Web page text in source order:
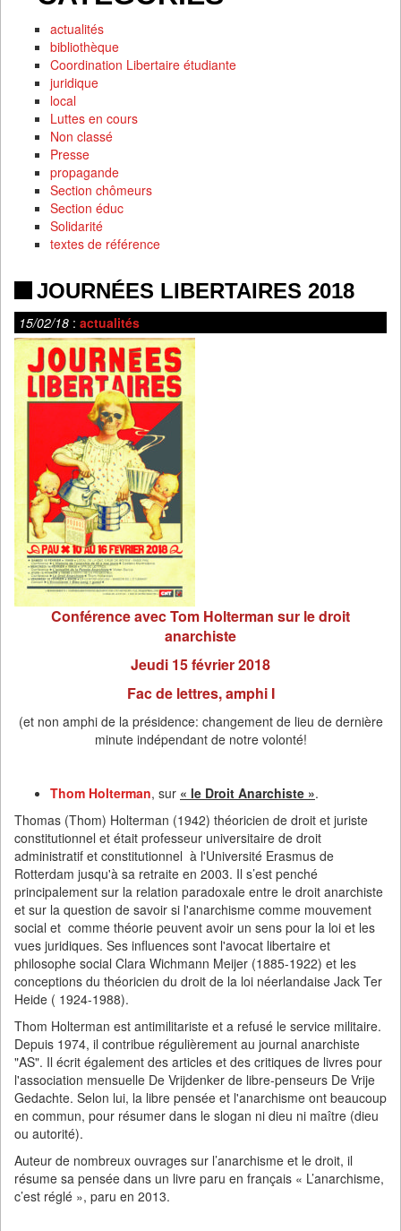
actualités
bibliothèque
Coordination Libertaire étudiante
juridique
local
Luttes en cours
Non classé
Presse
propagande
Section chômeurs
Section éduc
Solidarité
textes de référence
JOURNÉES LIBERTAIRES 2018
15/02/18 : actualités
Conférence avec Tom Holterman sur le droit
anarchiste
Jeudi 15 février 2018
Fac de lettres, amphi I
(et non amphi de la présidence: changement de lieu de dernière
minute indépendant de notre volonté!
Thom Holterman, sur « le Droit Anarchiste ».
Thomas (Thom) Holterman (1942) théoricien de droit et juriste
constitutionnel et était professeur universitaire de droit
administratif et constitutionnel à l'Université Erasmus de
Rotterdam jusqu'à sa retraite en 2003. Il s’est penché
principalement sur la relation paradoxale entre le droit anarchiste
et sur la question de savoir si l'anarchisme comme mouvement
social et comme théorie peuvent avoir un sens pour la loi et les
vues juridiques. Ses influences sont l'avocat libertaire et
philosophe social Clara Wichmann Meijer (1885-1922) et les
conceptions du théoricien du droit de la loi néerlandaise Jack Ter
Heide ( 1924-1988).
Thom Holterman est antimilitariste et a refusé le service militaire.
Depuis 1974, il contribue régulièrement au journal anarchiste
"AS". Il écrit également des articles et des critiques de livres pour
l'association mensuelle De Vrijdenker de libre-penseurs De Vrije
Gedachte. Selon lui, la libre pensée et l'anarchisme ont beaucoup
en commun, pour résumer dans le slogan ni dieu ni maître (dieu
ou autorité).
Auteur de nombreux ouvrages sur l’anarchisme et le droit, il
résume sa pensée dans un livre paru en français « L’anarchisme,
c’est réglé », paru en 2013.